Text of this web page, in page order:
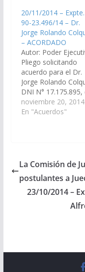
Oran.(Expte. Nº 90-
23.336/14 - A la
Comisión de
Acuerdos y
Designaciones).
Acordado el
27/11/2014
20/11/2014 –
90-23.496/14 – Dr.
Jorge Rolando
– ACORDADO
Autor: Poder
Pliego solicitando
acuerdo para el Dr.
Jorge Rolando
DNI N° 17.175.895,
el cargo de Defensor
Penal del Distrito
Acuerdos y
Acordado el
11/12/2014
noviembre 20, 2014
En "Acuerdos"
La Comisión de
postulantes a
23/10/2014 –